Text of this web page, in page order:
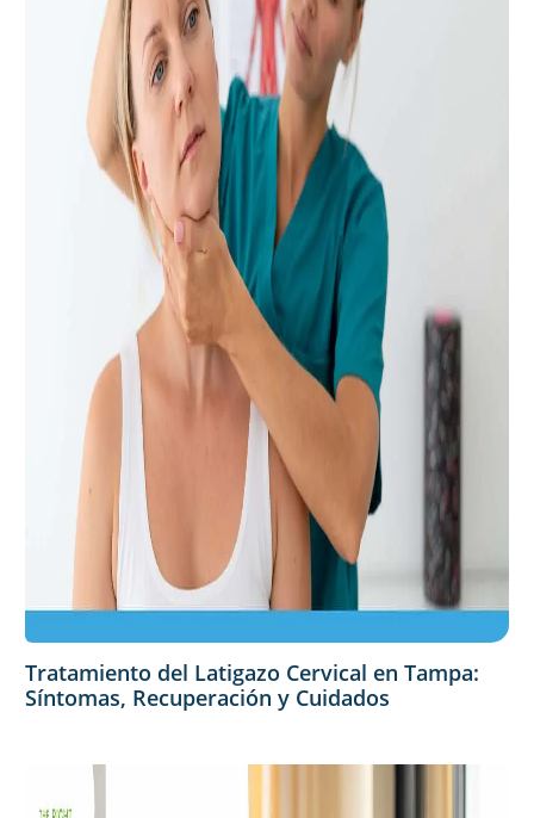
Tratamiento del Latigazo Cervical en Tampa:
Síntomas, Recuperación y Cuidados